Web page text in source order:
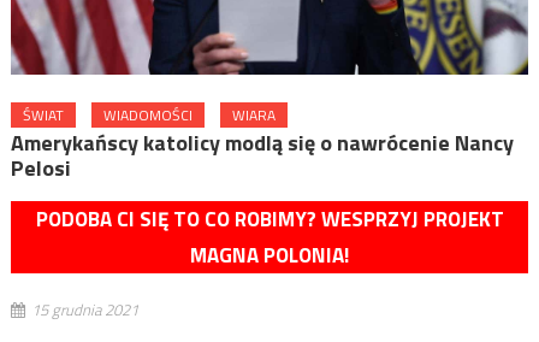
ŚWIAT WIADOMOŚCI WIARA
Amerykańscy katolicy modlą się o nawrócenie Nancy
Pelosi
PODOBA CI SIĘ TO CO ROBIMY? WESPRZYJ PROJEKT
MAGNA POLONIA!
15 grudnia 2021